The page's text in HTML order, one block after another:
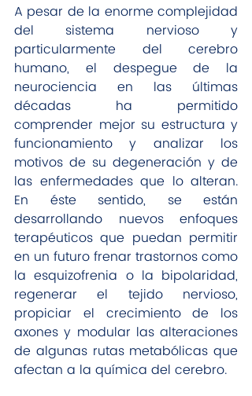
A pesar de la enorme complejidad
del sistema nervioso y
particularmente del cerebro
humano, el despegue de la
neurociencia en las últimas
décadas ha permitido
comprender mejor su estructura y
funcionamiento y analizar los
motivos de su degeneración y de
las enfermedades que lo alteran.
En éste sentido, se están
desarrollando nuevos enfoques
terapéuticos que puedan permitir
en un futuro frenar trastornos como
la esquizofrenia o la bipolaridad,
regenerar el tejido nervioso,
propiciar el crecimiento de los
axones y modular las alteraciones
de algunas rutas metabólicas que
afectan a la química del cerebro.